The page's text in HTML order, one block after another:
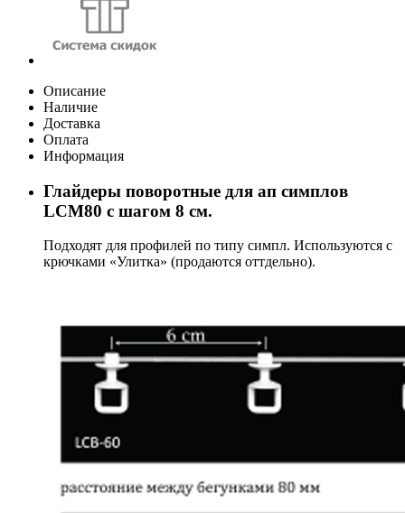
Описание
Наличие
Доставка
Оплата
Информация
Глайдеры поворотные для ап симплов
LCM80 с шагом 8 см.
Подходят для профилей по типу симпл. Используются с
крючками «Улитка» (продаются оттдельно).